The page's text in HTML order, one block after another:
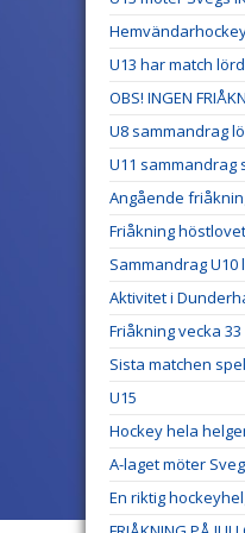
U13 har match
OBS! INGEN
U8 sammandrag
U11 sammandrag
Angående
Friåkning höstlovet
Sammandrag
Aktivitet i
Friåkning vecka
Sista matchen
U15
Hockey hela
A-laget möter
En riktig